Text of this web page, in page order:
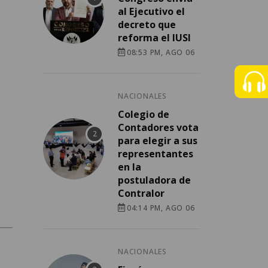
al Ejecutivo el
decreto que
reforma el IUSI
08:53 PM, AGO 06
NACIONALES
Colegio de
Contadores vota
para elegir a sus
representantes
en la
postuladora de
Contralor
04:14 PM, AGO 06
NACIONALES